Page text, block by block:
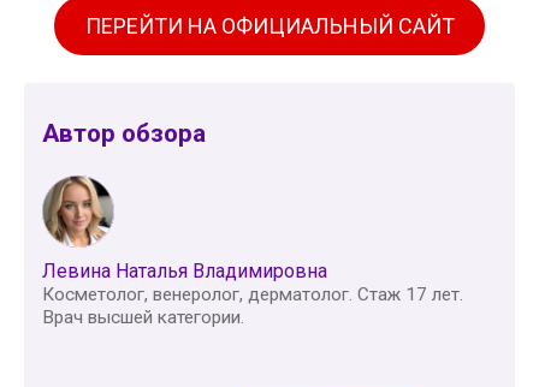
ПЕРЕЙТИ НА ОФИЦИАЛЬНЫЙ САЙТ
Автор обзора
Левина Наталья Владимировна
Косметолог, венеролог, дерматолог. Стаж 17 лет.
Врач высшей категории.